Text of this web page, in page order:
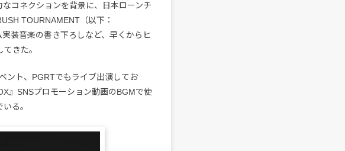
コネクションを背景に、日本ローンチ
TOURNAMENT（以下：
装音楽の書き下ろしなど、早くからヒ
きた。
ント、PGRTでもライブ出演してお
』SNSプロモーション動画のBGMで使
る。